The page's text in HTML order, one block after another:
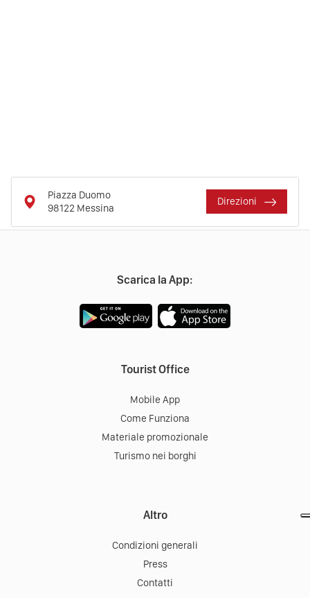
Piazza Duomo
98122 Messina
Direzioni
Scarica la App:
Tourist Office
Mobile App
Come Funziona
Materiale promozionale
Turismo nei borghi
Altro
Condizioni generali
Press
Contatti